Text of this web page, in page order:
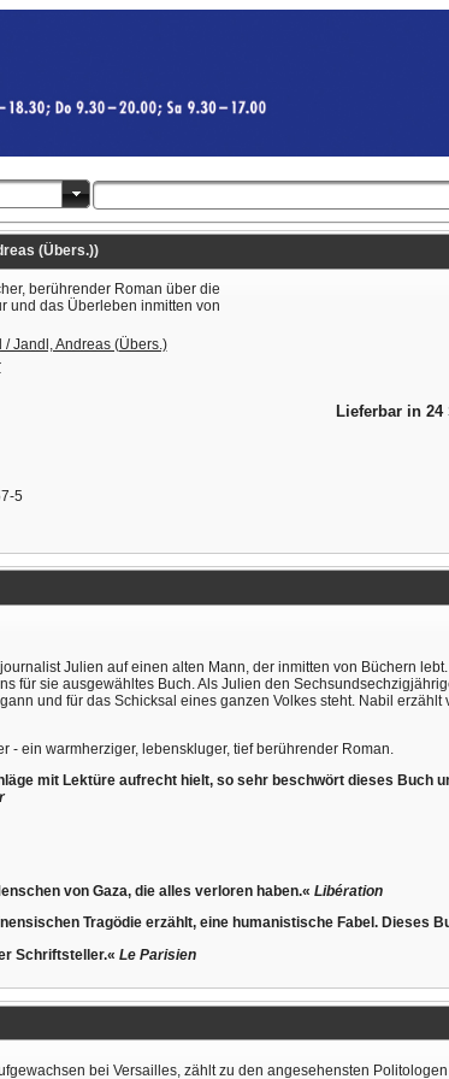
(Übers.))
berührender Roman über die
und das Überleben inmitten von
/ Jandl, Andreas (Übers.)
5
Lieferbar in
Julien auf einen alten Mann, der inmitten von Büchern
für sie ausgewähltes Buch. Als Julien den
und für das Schicksal eines ganzen Volkes steht. Nabil
ein warmherziger, lebenskluger, tief berührender Roman.
mit Lektüre aufrecht hielt, so sehr beschwört dieses Buch
von Gaza, die alles verloren haben.« Libération
Tragödie erzählt, eine humanistische Fabel. Dieses
Schriftsteller.« Le Parisien
bei Versailles, zählt zu den angesehensten